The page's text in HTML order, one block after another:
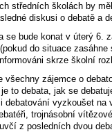
středních školách by
diskusi o debatě a
se bude konat v úterý 6.
do situace zasáhne
skrze školní
všechny zájemce o
to debata, jak se
debatování vyzkoušet na
trojnásobní
z posledních dvou